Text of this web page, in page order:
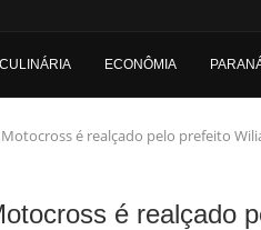
CULINÁRIA ECONÔMIA
é realçado pelo prefeito
é realçado